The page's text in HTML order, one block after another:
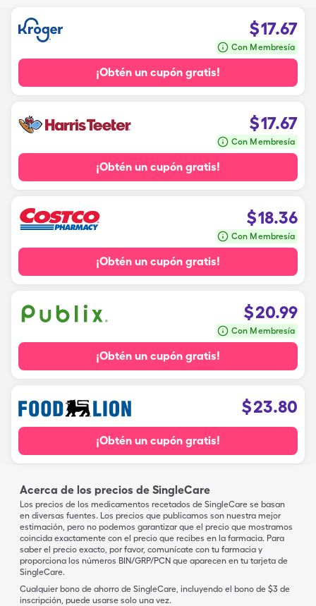
$17.67
Con Membresía
¡Obtén un cupón gratis!
$17.67
Con Membresía
¡Obtén un cupón gratis!
$18.36
Con Membresía
¡Obtén un cupón gratis!
$20.99
Con Membresía
¡Obtén un cupón gratis!
$23.80
¡Obtén un cupón gratis!
Acerca de los precios de SingleCare
Los precios de los medicamentos recetados de SingleCare se basan
en diversas fuentes. Los precios que publicamos son nuestra mejor
estimación, pero no podemos garantizar que el precio que mostramos
coincida exactamente con el precio que recibes en la farmacia. Para
saber el precio exacto, por favor, comunícate con tu farmacia y
proporciona los números BIN/GRP/PCN que aparecen en tu tarjeta de
SingleCare.
Cualquier bono de ahorro de SingleCare, incluyendo el bono de $3 de
inscripción, puede usarse solo una vez.